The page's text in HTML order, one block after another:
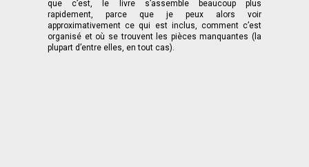
que c’est, le livre s’assemble beaucoup plus
rapidement, parce que je peux alors voir
approximativement ce qui est inclus, comment c’est
organisé et où se trouvent les pièces manquantes (la
plupart d’entre elles, en tout cas).